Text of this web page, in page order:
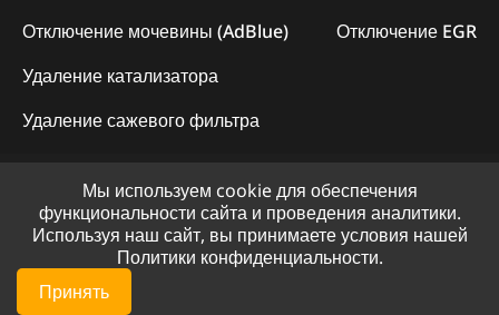
Отключение мочевины (AdBlue)
Отключение EGR
Удаление катализатора
Удаление сажевого фильтра
© 2023 - Официальный сайт "ChipLogic"
Политика конфиденциальности
Мы используем cookie для обеспечения
функциональности сайта и проведения аналитики.
Используя наш сайт, вы принимаете условия нашей
Политики конфиденциальности.
Принять